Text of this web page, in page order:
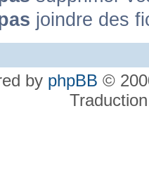
joindre des
by phpBB ©